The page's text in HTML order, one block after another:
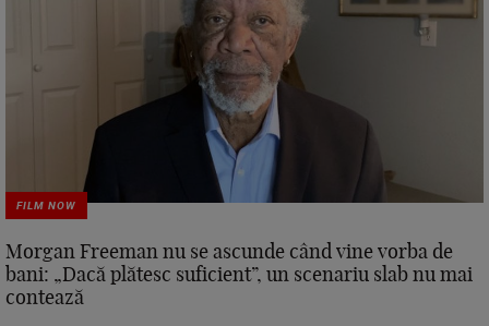
FILM NOW
Morgan Freeman nu se ascunde când vine vorba de
bani: „Dacă plătesc suficient”, un scenariu slab nu mai
contează